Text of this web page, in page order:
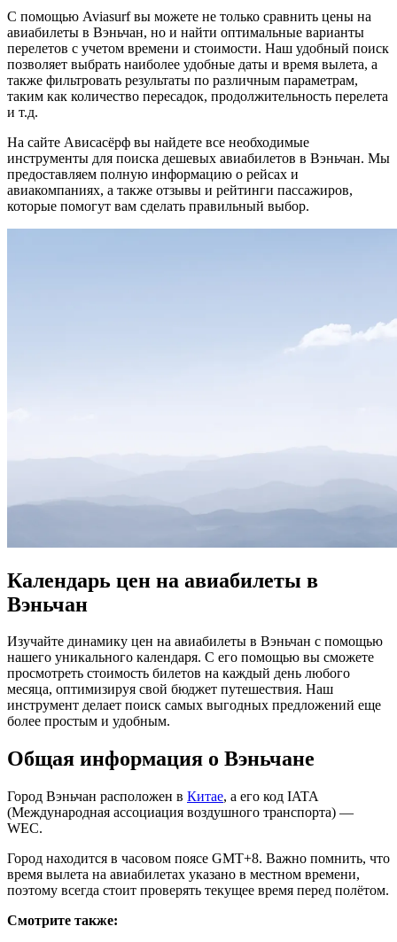
С помощью Aviasurf вы можете не только сравнить цены на
авиабилеты в Вэньчан, но и найти оптимальные варианты
перелетов с учетом времени и стоимости. Наш удобный поиск
позволяет выбрать наиболее удобные даты и время вылета, а
также фильтровать результаты по различным параметрам,
таким как количество пересадок, продолжительность перелета
и т.д.
На сайте Ависасёрф вы найдете все необходимые
инструменты для поиска дешевых авиабилетов в Вэньчан. Мы
предоставляем полную информацию о рейсах и
авиакомпаниях, а также отзывы и рейтинги пассажиров,
которые помогут вам сделать правильный выбор.
Календарь цен на авиабилеты в
Вэньчан
Изучайте динамику цен на авиабилеты в Вэньчан с помощью
нашего уникального календаря. С его помощью вы сможете
просмотреть стоимость билетов на каждый день любого
месяца, оптимизируя свой бюджет путешествия. Наш
инструмент делает поиск самых выгодных предложений еще
более простым и удобным.
Общая информация о Вэньчане
Город Вэньчан расположен в Китае, а его код IATA
(Международная ассоциация воздушного транспорта) —
WEC.
Город находится в часовом поясе GMT+8. Важно помнить, что
время вылета на авиабилетах указано в местном времени,
поэтому всегда стоит проверять текущее время перед полётом.
Смотрите также: